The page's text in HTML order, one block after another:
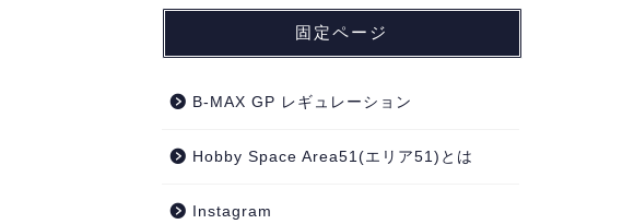
固定ページ
B-MAX GP レギュレーション
Hobby Space Area51(エリア51)とは
Instagram